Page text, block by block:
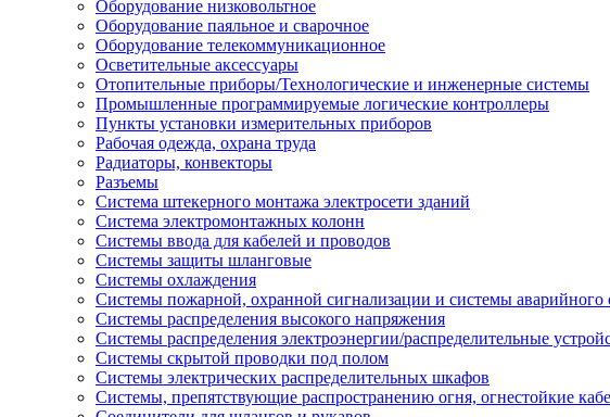
Оборудование низковольтное
Оборудование паяльное и сварочное
Оборудование телекоммуникационное
Осветительные аксессуары
Отопительные приборы/Технологические и инженерные системы
Промышленные программируемые логические контроллеры
Пункты установки измерительных приборов
Рабочая одежда, охрана труда
Радиаторы, конвекторы
Разъемы
Система штекерного монтажа электросети зданий
Система электромонтажных колонн
Системы ввода для кабелей и проводов
Системы защиты шланговые
Системы охлаждения
Системы пожарной, охранной сигнализации и системы аварийного
Системы распределения высокого напряжения
Системы распределения электроэнергии/распределительные
Системы скрытой проводки под полом
Системы электрических распределительных шкафов
Системы, препятствующие распространению огня, огнестойкие